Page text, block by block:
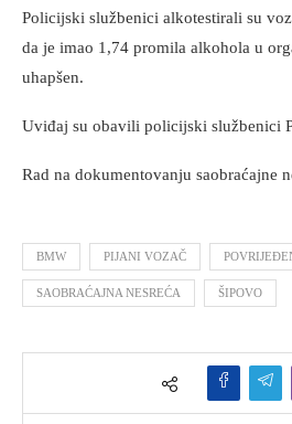
Policijski službenici alkotestirali su
da je imao 1,74 promila alkohola u
uhapšen.
Uviđaj su obavili policijski službenici
Rad na dokumentovanju saobraćajne
BMW PIJANI VOZAČ
SAOBRAĆAJNA NESREĆA ŠIPOVO